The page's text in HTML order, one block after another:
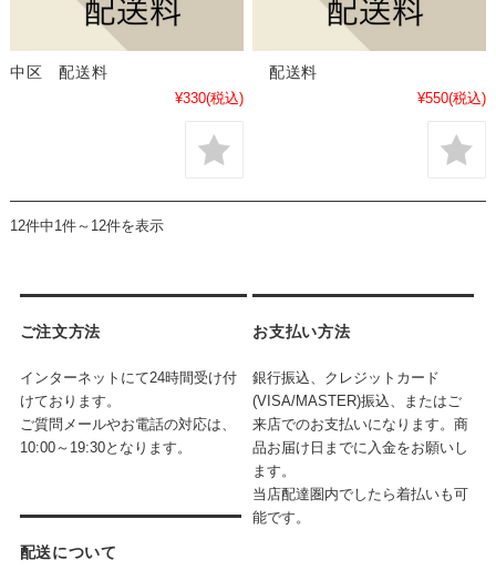
中区 配送料
¥330(税込)
配送料
¥550(税込)
12件中1件～12件を表示
ご注文方法
インターネットにて24時間受け付
けております。
ご質問メールやお電話の対応は、
10:00～19:30となります。
配送について
お支払い方法
銀行振込、クレジットカード
(VISA/MASTER)振込、またはご
来店でのお支払いになります。商
品お届け日までに入金をお願いし
ます。
当店配達圏内でしたら着払いも可
能です。